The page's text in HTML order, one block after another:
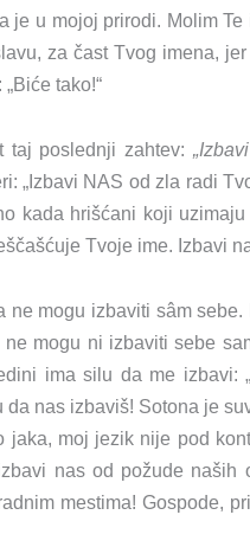
je u mojoj prirodi. Molim
za čast Tvog imena,
tako!“
taj poslednji zahtev:
„Izbavi NAS od zla radi
kada hrišćani koji
Tvoje ime. Izbavi
mogu izbaviti sâm
mogu ni izbaviti sebe
ima silu da me izbavi:
nas izbaviš! Sotona je
moj jezik nije pod
nas od požude naših
mestima! Gospode,